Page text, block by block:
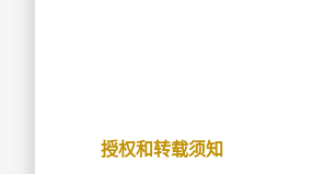
授权和转载须知